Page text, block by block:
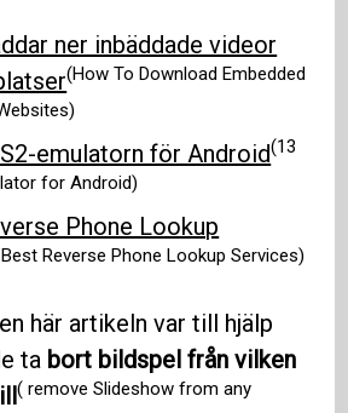
ner inbäddade videor
(How To Download Embedded
emulatorn för Android(13
for Android)
Phone Lookup
Reverse Phone Lookup Services)
här artikeln var till hjälp
ta bort bildspel från vilken
( remove Slideshow from any